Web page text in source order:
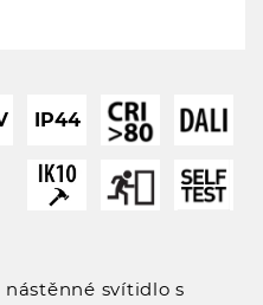
svítidlo s
IP44